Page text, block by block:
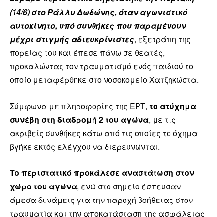
(14/6) στο Ράλλυ Δωδώνης, όταν αγωνιστικό
αυτοκίνητο, υπό συνθήκες που παραμένουν
μέχρι στιγμής αδιευκρίνιστες, εξετράπη της
πορείας του και έπεσε πάνω σε θεατές,
προκαλώντας τον τραυματισμό ενός παιδιού το
οποίο μεταφέρθηκε στο νοσοκομείο Χατζηκώστα.
Σύμφωνα με πληροφορίες της ΕΡΤ, το ατύχημα
συνέβη στη διαδρομή 2 του αγώνα, με τις
ακριβείς συνθήκες κάτω από τις οποίες το όχημα
βγήκε εκτός ελέγχου να διερευνώνται.
Το περιστατικό προκάλεσε αναστάτωση στον
χώρο του αγώνα, ενώ στο σημείο έσπευσαν
άμεσα δυνάμεις για την παροχή βοήθειας στον
τραυματία και την αποκατάσταση της ασφάλειας